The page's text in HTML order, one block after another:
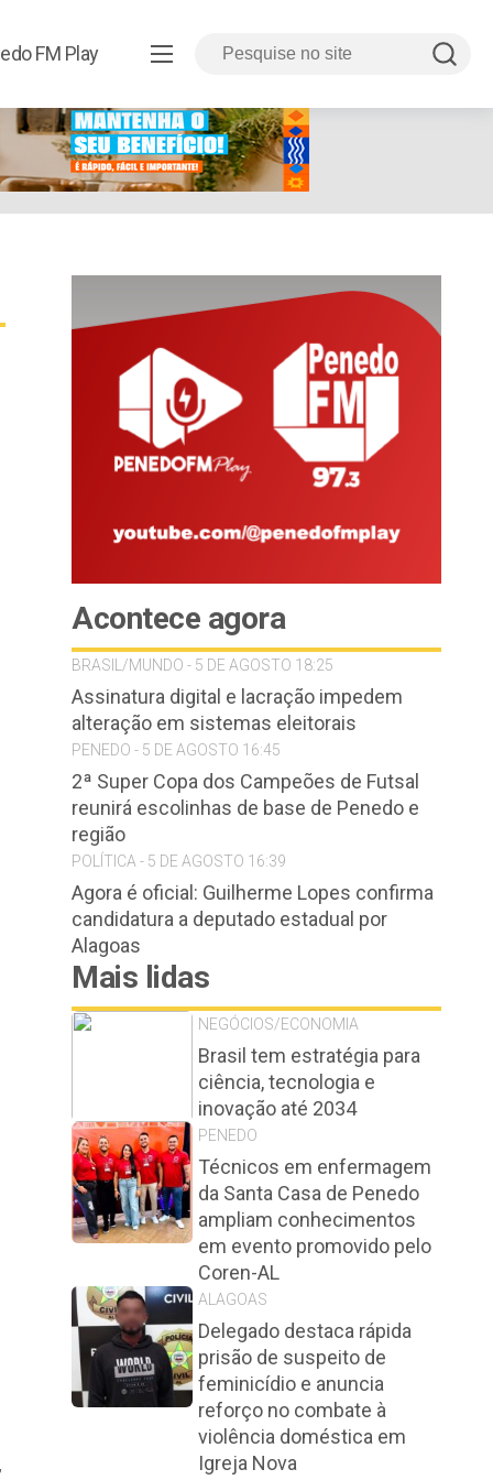
FM Play
Acontece agora
BRASIL/MUNDO - 5 DE AGOSTO 18:25
Assinatura digital e lacração impedem
alteração em sistemas eleitorais
PENEDO - 5 DE AGOSTO 16:45
2ª Super Copa dos Campeões de Futsal
reunirá escolinhas de base de Penedo e
região
POLÍTICA - 5 DE AGOSTO 16:39
Agora é oficial: Guilherme Lopes confirma
candidatura a deputado estadual por
Alagoas
Mais lidas
NEGÓCIOS/ECONOMIA
Brasil tem estratégia para
ciência, tecnologia e
inovação até 2034
PENEDO
Técnicos em enfermagem
da Santa Casa de Penedo
ampliam conhecimentos
em evento promovido pelo
Coren-AL
ALAGOAS
Delegado destaca rápida
prisão de suspeito de
feminicídio e anuncia
reforço no combate à
violência doméstica em
Igreja Nova